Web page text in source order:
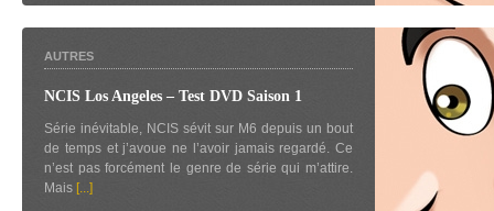
AUTRES
NCIS Los Angeles – Test DVD Saison 1
Série inévitable, NCIS sévit sur M6 depuis un bout
de temps et j’avoue ne l’avoir jamais regardé. Ce
n’est pas forcément le genre de série qui m’attire.
Mais [...]